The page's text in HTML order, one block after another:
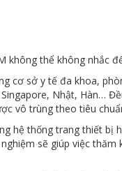
không thể không nhắc
cơ sở y tế đa khoa,
Nhật, Hàn…
vô trùng theo tiêu
hệ thống trang thiết bị
sẽ giúp việc